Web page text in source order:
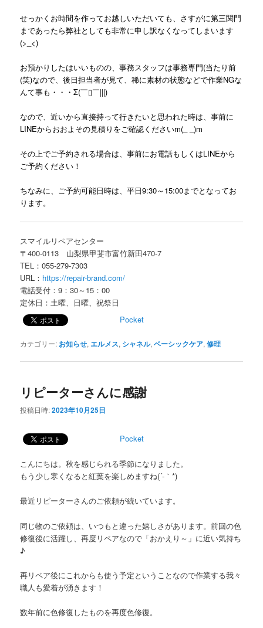
せっかくお時間を作ってお越しいただいても、さすがに第三関門
まであったら弊社としても非常に申し訳なくなってしまいます
(>_<)
お預かりしたはいいものの、事務スタッフは事務専門(当たり前
(笑)なので、後日担当者が見て、稀に素材の状態などで作業NGな
んて事も・・・Σ(￣▯￣|||)
なので、近いから直接持って行きたいと思われた時は、事前に
LINEからおおよその見積りをご確認くださいm(_ _)m
その上でご予約される場合は、事前にお電話もしくはLINEから
ご予約ください！
ちなみに、ご予約可能日時は、平日9:30～15:00までとなってお
ります。
スマイルリペアセンター
〒400-0113 山梨県甲斐市富竹新田470-7
TEL：055-279-7303
URL： https://repair-brand.com/
電話受付：9：30～15：00
定休日：土曜、日曜、祝祭日
Pocket
カテゴリー: お知らせ, エルメス, シャネル,ベーシックケア,修理
リピーターさんに感謝
投稿日時:2023年10月25日
Pocket
こんにちは。秋を感じられる季節になりました。
もう少し寒くなると紅葉を楽しめますね(´-｀*)
最近リピーターさんのご依頼が続いています。
同じ物のご依頼は、いつもと違った嬉しさがあります。前回の色
修復後に活躍し、再度リペアなので「おかえり～」に近い気持ち
♪
再リペア後にこれからも使う予定ということなので作業する我々
職人も愛着が湧きます！
数年前に色修復したものを再度色修復。